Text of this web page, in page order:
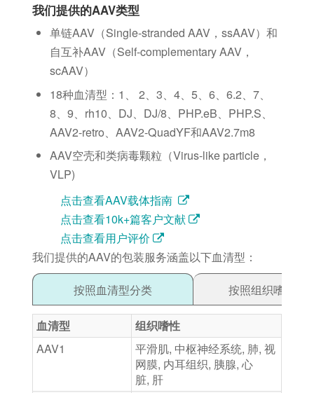
我们提供的AAV类型
单链AAV（Single-stranded AAV，ssAAV）和
自互补AAV（Self-complementary AAV，
scAAV）
18种血清型：1、 2、3、4、5、6、6.2、7、
8、9、rh10、DJ、DJ/8、PHP.eB、PHP.S、
AAV2-retro、AAV2-QuadYF和AAV2.7m8
AAV空壳和类病毒颗粒（Virus-like particle，
VLP)
点击查看AAV载体指南
点击查看10k+篇客户文献
点击查看用户评价
我们提供的AAV的包装服务涵盖以下血清型：
按照血清型分类 按照组织嗜性分
血清型
组织嗜性
AAV1
平滑肌, 中枢神经系统, 肺, 视
网膜, 内耳组织, 胰腺, 心
脏, 肝